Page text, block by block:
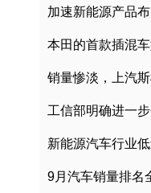
销量惨淡，上汽
新能源汽车行业
9月汽车销量排名